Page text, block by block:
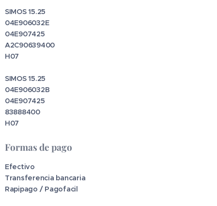
SIMOS 15.25
04E906032E
04E907425
A2C90639400
H07
SIMOS 15.25
04E906032B
04E907425
83888400
H07
Formas de pago
Efectivo
Transferencia bancaria
Rapipago / Pagofacil